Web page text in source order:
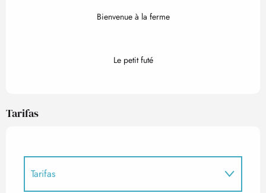
Bienvenue à la ferme
Le petit futé
Tarifas
Tarifas